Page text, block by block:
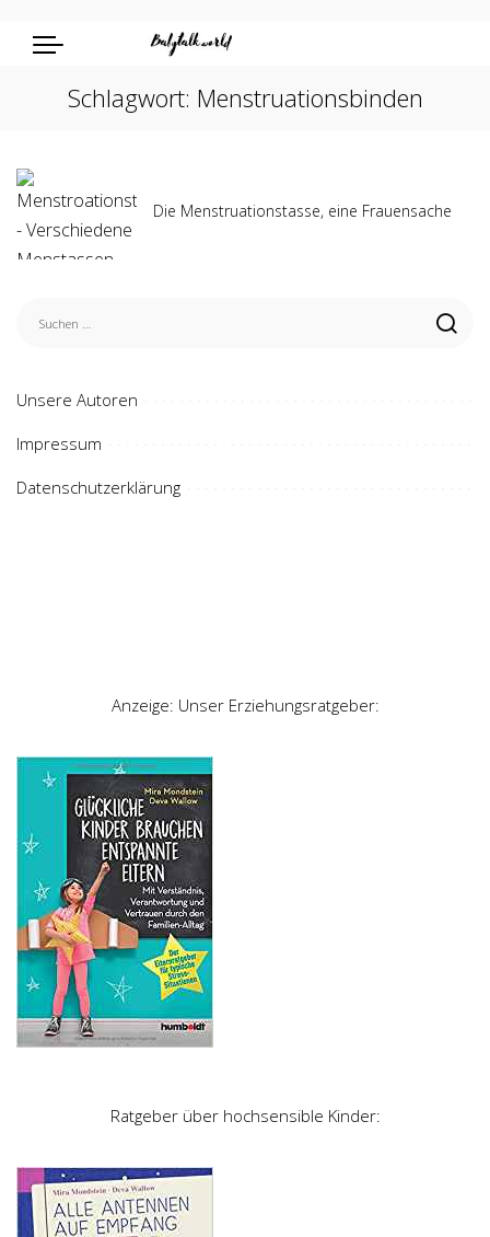
Schlagwort: Menstruationsbinden
Die Menstruationstasse, eine Frauensache
Unsere Autoren
Impressum
Datenschutzerklärung
Anzeige: Unser Erziehungsratgeber:
Ratgeber über hochsensible Kinder: